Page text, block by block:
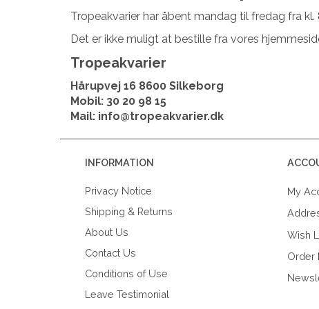
Tropeakvarier har åbent mandag til fredag fra kl.
Det er ikke muligt at bestille fra vores
Tropeakvarier
Hårupvej 16 8600 Silkeborg
Mobil: 30 20 98 15
Mail: info@tropeakvarier.dk
INFORMATION
Privacy Notice
Shipping & Returns
About Us
Contact Us
Conditions of Use
Leave Testimonial
My
Wish
Order